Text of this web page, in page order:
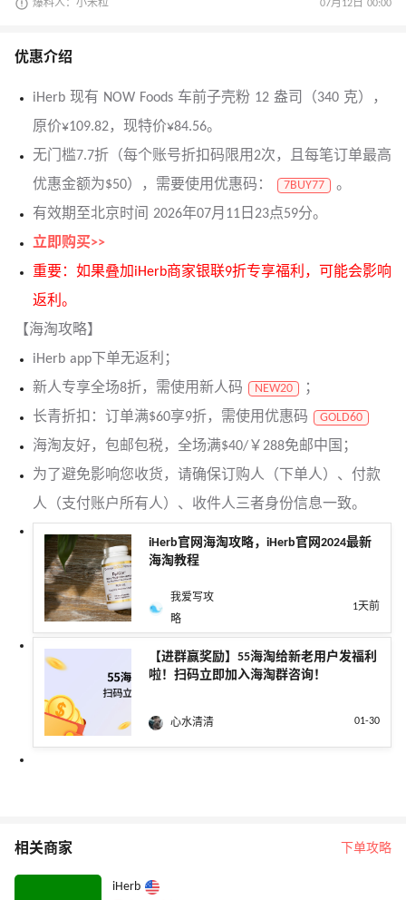
爆料人：小米粒 07月12日 00:00
优惠介绍
iHerb 现有 NOW Foods 车前子壳粉 12 盎司（340 克），
原价¥109.82，现特价¥84.56。
无门槛7.7折（每个账号折扣码限用2次，且每笔订单最高
优惠金额为$50），需要使用优惠码：
7BUY77
。
有效期至北京时间 2026年07月11日23点59分。
立即购买>>
重要：如果叠加iHerb商家银联9折专享福利，可能会影响
返利。
【海淘攻略】
iHerb app下单无返利；
新人专享全场8折，需使用新人码
NEW20
；
长青折扣：订单满$60享9折，需使用优惠码
GOLD60
海淘友好，包邮包税，全场满$40/￥288免邮中国；
为了避免影响您收货，请确保订购人（下单人）、付款
人（支付账户所有人）、收件人三者身份信息一致。
iHerb官网海淘攻略，iHerb官网2024最新
海淘教程
我爱写攻
略
1天前
【进群赢奖励】55海淘给新老用户发福利
啦！扫码立即加入海淘群咨询！
心水清清 01-30
相关商家 下单攻略
iHerb